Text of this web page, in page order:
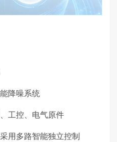
降噪系统
工控、电气原件
用多路智能独立控制